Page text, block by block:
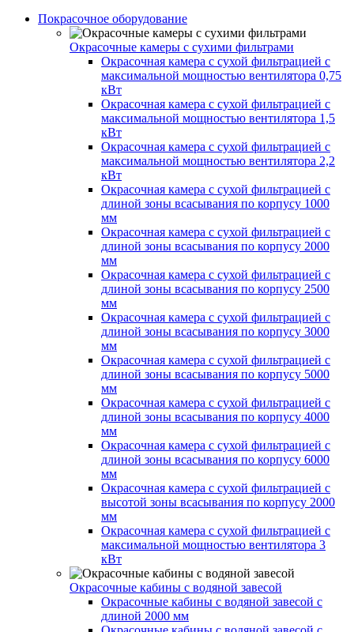
Покрасочное оборудование
Окрасочные камеры с сухими фильтрами
Окрасочная камера с сухой фильтрацией с
максимальной мощностью вентилятора 0,75
кВт
Окрасочная камера с сухой фильтрацией с
максимальной мощностью вентилятора 1,5
кВт
Окрасочная камера с сухой фильтрацией с
максимальной мощностью вентилятора 2,2
кВт
Окрасочная камера с сухой фильтрацией с
длиной зоны всасывания по корпусу 1000
мм
Окрасочная камера с сухой фильтрацией с
длиной зоны всасывания по корпусу 2000
мм
Окрасочная камера с сухой фильтрацией с
длиной зоны всасывания по корпусу 2500
мм
Окрасочная камера с сухой фильтрацией с
длиной зоны всасывания по корпусу 3000
мм
Окрасочная камера с сухой фильтрацией с
длиной зоны всасывания по корпусу 5000
мм
Окрасочная камера с сухой фильтрацией с
длиной зоны всасывания по корпусу 4000
мм
Окрасочная камера с сухой фильтрацией с
длиной зоны всасывания по корпусу 6000
мм
Окрасочная камера с сухой фильтрацией с
высотой зоны всасывания по корпусу 2000
мм
Окрасочная камера с сухой фильтрацией с
максимальной мощностью вентилятора 3
кВт
Окрасочные кабины с водяной завесой
Окрасочные кабины с водяной завесой с
длиной 2000 мм